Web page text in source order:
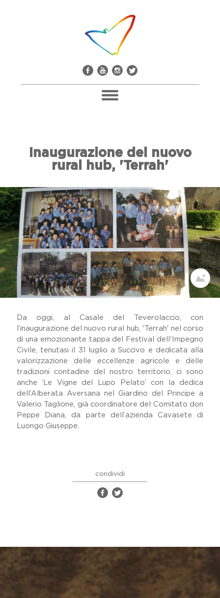
Pacco Alla Camorra
Don Giuseppe Diana
Il Comitato Don Peppe Diana
Soci E Adesioni
Casa Don Diana
Mediateca E Biblioteca
Dicono Di Noi
Il Viaggio Sulle Terre Di Don
Peppe Diana
Festival Dell'impegno Civile
Memoria Delle Vittime
Comunicati Stampa
Premio Nazionale Don Peppe
Diana
19 Marzo
Lavora Con Noi
Gallery
Home
Inaugurazione del nuovo
rural hub, 'Terrah'
Da oggi, al Casale del Teverolaccio, con
l’inaugurazione del nuovo rural hub, 'Terrah' nel corso
di una emozionante tappa del Festival dell'Impegno
Civile, tenutasi il 31 luglio a Succivo e dedicata alla
valorizzazione delle eccellenze agricole e delle
tradizioni contadine del nostro territorio, ci sono
anche ‘Le Vigne del Lupo Pelato’ con la dedica
dell’Alberata Aversana nel Giardino del Principe a
Valerio Taglione, già coordinatore del Comitato don
Peppe Diana, da parte dell’azienda Cavasete di
Luongo Giuseppe.
condividi